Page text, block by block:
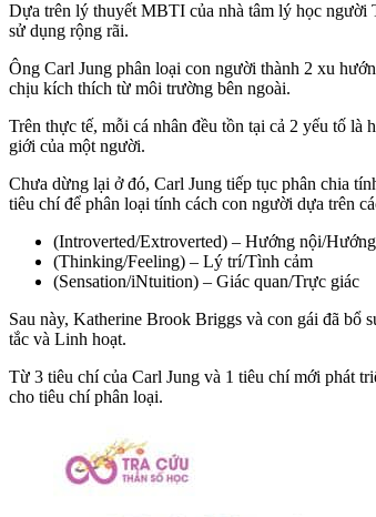
Dựa trên lý thuyết MBTI của nhà tâm lý học người
sử dụng rộng rãi.
Ông Carl Jung phân loại con người thành 2 xu
chịu kích thích từ môi trường bên ngoài.
Trên thực tế, mỗi cá nhân đều tồn tại cả 2 yếu tố
giới của một người.
Chưa dừng lại ở đó, Carl Jung tiếp tục phân chia
tiêu chí để phân loại tính cách con người dựa trên
(Introverted/Extroverted) – Hướng nội/
(Thinking/Feeling) – Lý trí/Tình cảm
(Sensation/iNtuition) – Giác quan/Trực giác
Sau này, Katherine Brook Briggs và con gái đã bổ
tắc và Linh hoạt.
Từ 3 tiêu chí của Carl Jung và 1 tiêu chí mới phát
cho tiêu chí phân loại.